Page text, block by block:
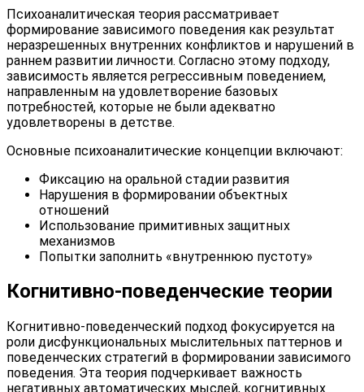
Психоаналитическая теория рассматривает
формирование зависимого поведения как результат
неразрешенных внутренних конфликтов и нарушений в
раннем развитии личности. Согласно этому подходу,
зависимость является регрессивным поведением,
направленным на удовлетворение базовых
потребностей, которые не были адекватно
удовлетворены в детстве.
Основные психоаналитические концепции включают:
Фиксацию на оральной стадии развития
Нарушения в формировании объектных
отношений
Использование примитивных защитных
механизмов
Попытки заполнить «внутреннюю пустоту»
Когнитивно-поведенческие теории
Когнитивно-поведенческий подход фокусируется на
роли дисфункциональных мыслительных паттернов и
поведенческих стратегий в формировании зависимого
поведения. Эта теория подчеркивает важность
негативных автоматических мыслей, когнитивных